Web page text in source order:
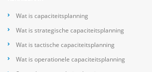
Wat is capaciteitsplanning
Wat is strategische capaciteitsplanning
Wat is tactische capaciteitsplanning
Wat is operationele capaciteitsplanning